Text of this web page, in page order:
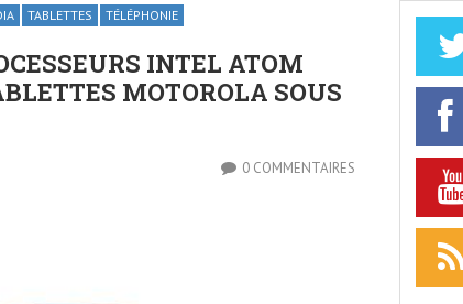
TABLETTES TÉLÉPHONIE
INTEL ATOM
MOTOROLA SOUS
0 COMMENTAIRES